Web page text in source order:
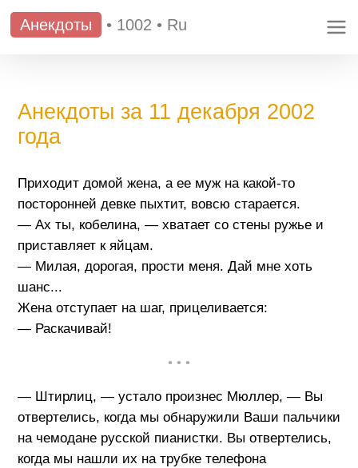
Анекдоты • 1002 • Ru
Анекдоты за 11 декабря 2002
года
Приходит домой жена, а ее муж на какой-то
посторонней девке пыхтит, вовсю старается.
— Ах ты, кобелина, — хватает со стены ружье и
приставляет к яйцам.
— Милая, дорогая, прости меня. Дай мне хоть
шанс...
Жена отступает на шаг, прицеливается:
— Раскачивай!
• • •
— Штирлиц, — устало произнес Мюллер, — Вы
отвертелись, когда мы обнаружили Ваши пальчики
на чемодане русской пианистки. Вы отвертелись,
когда мы нашли их на трубке телефона